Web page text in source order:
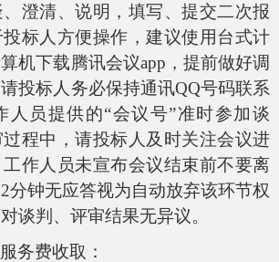
澄清、说明，填写、提交二次报
标人方便操作，建议使用台式计
机下载腾讯会议app ，提前做好调
投标人务必保持通讯QQ号码联系
人员提供的“会议号”准时参加谈
程中，请投标人及时关注会议进
作人员未宣布会议结束前不要离
2分钟无应答视为自动放弃该环节权
谈判、评审结果无异议。
务费收取：